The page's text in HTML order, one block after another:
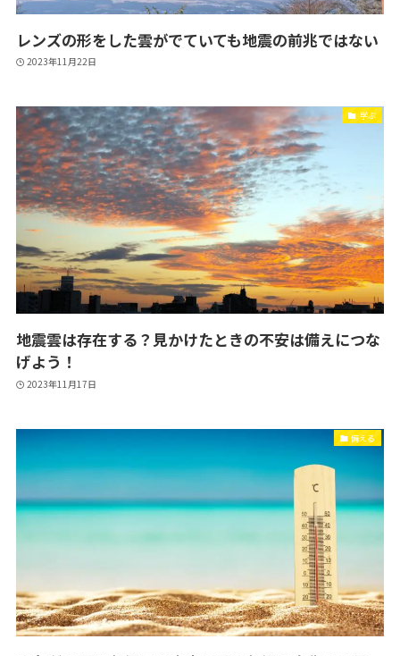
レンズの形をした雲がでていても地震の前兆ではない
2023年11月22日
学ぶ
地震雲は存在する？見かけたときの不安は備えにつな
げよう！
2023年11月17日
備える